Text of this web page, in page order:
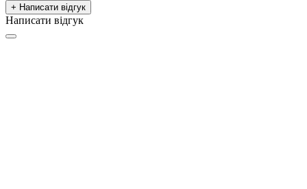
+ Написати відгук
Написати відгук